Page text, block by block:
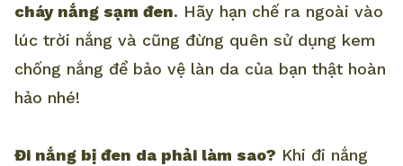
cháy nắng sạm đen. Hãy hạn chế ra ngoài vào
lúc trời nắng và cũng đừng quên sử dụng kem
chống nắng để bảo vệ làn da của bạn thật hoàn
hảo nhé!
Đi nắng bị đen da phải làm sao? Khi đi nắng